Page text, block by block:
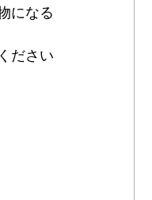
になる
ださい